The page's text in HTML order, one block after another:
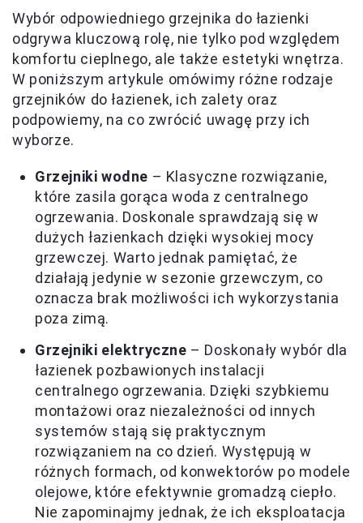
Wybór odpowiedniego grzejnika do łazienki
odgrywa kluczową rolę, nie tylko pod względem
komfortu cieplnego, ale także estetyki wnętrza.
W poniższym artykule omówimy różne rodzaje
grzejników do łazienek, ich zalety oraz
podpowiemy, na co zwrócić uwagę przy ich
wyborze.
Grzejniki wodne – Klasyczne rozwiązanie,
które zasila gorąca woda z centralnego
ogrzewania. Doskonale sprawdzają się w
dużych łazienkach dzięki wysokiej mocy
grzewczej. Warto jednak pamiętać, że
działają jedynie w sezonie grzewczym, co
oznacza brak możliwości ich wykorzystania
poza zimą.
Grzejniki elektryczne – Doskonały wybór dla
łazienek pozbawionych instalacji
centralnego ogrzewania. Dzięki szybkiemu
montażowi oraz niezależności od innych
systemów stają się praktycznym
rozwiązaniem na co dzień. Występują w
różnych formach, od konwektorów po modele
olejowe, które efektywnie gromadzą ciepło.
Nie zapominajmy jednak, że ich eksploatacja